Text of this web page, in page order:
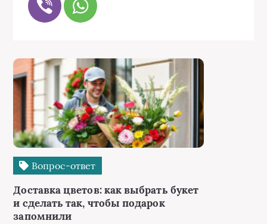
Вопрос-ответ
Доставка цветов: как выбрать букет
и сделать так, чтобы подарок
запомнили